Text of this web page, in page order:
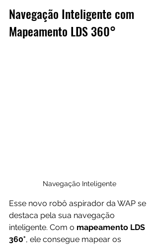
Navegação Inteligente com
Mapeamento LDS 360°
Navegação Inteligente
Esse novo robô aspirador da WAP se
destaca pela sua navegação
inteligente. Com o mapeamento LDS
360°, ele consegue mapear os